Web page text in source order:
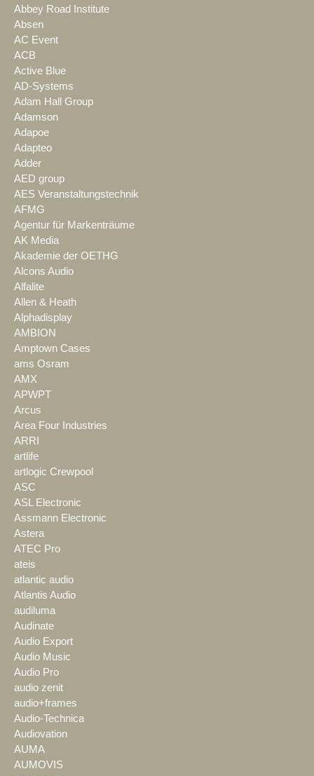
Abbey Road Institute
Absen
AC Event
ACB
Active Blue
AD-Systems
Adam Hall Group
Adamson
Adapoe
Adapteo
Adder
AED group
AES Veranstaltungstechnik
AFMG
Agentur für Markenträume
AK Media
Akademie der OETHG
Alcons Audio
Alfalite
Allen & Heath
Alphadisplay
AMBION
Amptown Cases
ams Osram
AMX
APWPT
Arcus
Area Four Industries
ARRI
artlife
artlogic Crewpool
ASC
ASL Electronic
Assmann Electronic
Astera
ATEC Pro
ateis
atlantic audio
Atlantis Audio
audiluma
Audinate
Audio Export
Audio Music
Audio Pro
audio zenit
audio+frames
Audio-Technica
Audiovation
AUMA
AUMOVIS